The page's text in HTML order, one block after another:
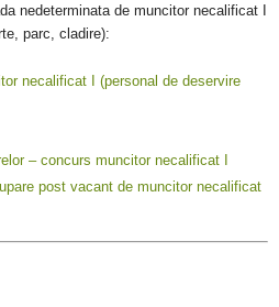
nedeterminata de muncitor necalificat I
parc, cladire):
necalificat I (personal de deservire
– concurs muncitor necalificat I
post vacant de muncitor necalificat